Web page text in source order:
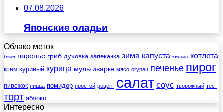
07.08.2026
Японские оладьи
Облако меток
блин варенье гриб духовка запеканка зима капуста кефир котлета
крем куриный курица мультиварке мясо огурец печенье пирог
пирожок пицца помидор простой рецепт салат соус творожный тест
торт яблоко
Интересно